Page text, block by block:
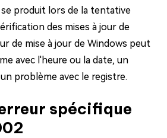
se produit lors de la tentative
des mises à jour de
de mise à jour de Windows peut
avec l'heure ou la date, un
problème avec le registre.
spécifique